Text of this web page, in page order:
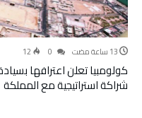
12
كولومبيا تعلن اعترافها
شراكة استراتيجية مع المملكة